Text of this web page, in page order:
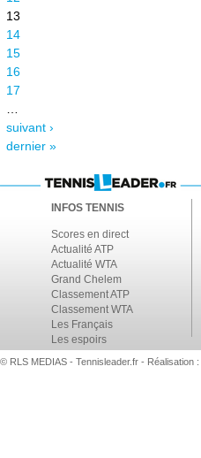
13
14
15
16
17
suivant ›
dernier »
INFOS TENNIS
Scores en direct
Actualité ATP
Actualité WTA
Grand Chelem
Classement ATP
Classement WTA
Les Français
Les espoirs
© RLS MEDIAS - Tennisleader.fr - Réalisation :